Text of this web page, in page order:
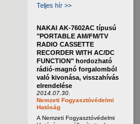
Teljes hír >>
NAKAI AK-7602AC típusú
"PORTABLE AM/FM/TV
RADIO CASSETTE
RECORDER WITH AC/DC
FUNCTION" hordozható
rádió-magnó forgalomból
való kivonása, visszahívás
elrendelése
2014.07.30.
Nemzeti Fogyasztóvédelmi
Hatóság
A Nemzeti Fogyasztóvédelmi